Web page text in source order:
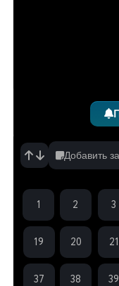
Добавить
1 2 3
19 20 21
37 38 39